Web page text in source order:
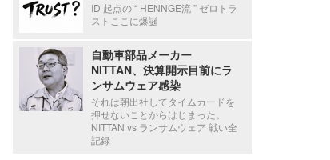
ID 起点の “ HENNGE流 ” ゼロトラ
ストここに爆誕
自動車部品メーカー
NITTAN、決算開示目前にラ
ンサムウェア感染
それは朝出社してタイムカードを
押せないことからはじまった。
NITTAN vs ランサムウェア 戦い全
記録